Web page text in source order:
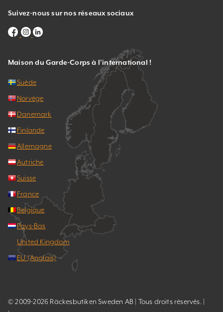
Suivez-nous sur nos réseaux sociaux
Maison du Garde-Corps à l’international !
Suède
Norvège
Danemark
Finlande
Allemagne
Autriche
Suisse
France
Belgique
Pays-Bas
United Kingdom
EU (Anglais)
© 2009-2026 Räckesbutiken Sweden AB | Tous droits réservés. |